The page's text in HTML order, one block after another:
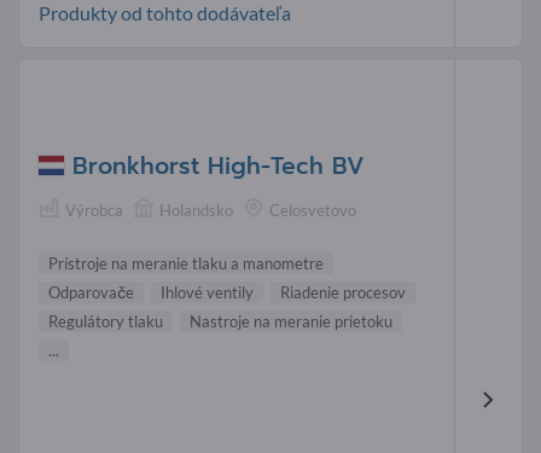
Produkty od tohto dodávateľa
Bronkhorst High-Tech BV
Výrobca Holandsko Celosvetovo
Prístroje na meranie tlaku a manometre
Odparovače
Ihlové ventily
Riadenie procesov
Regulátory tlaku
Nastroje na meranie prietoku
...